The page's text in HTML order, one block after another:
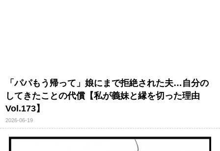
「パパもう帰って」娘にまで拒絶された夫…自分の
してきたことの代償【私が義妹と縁を切った理由
Vol.173】
2026-06-19